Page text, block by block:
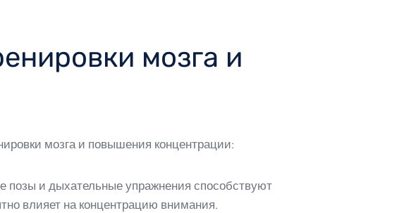
мозга и
мозга и повышения концентрации:
позы и дыхательные упражнения способствуют
влияет на концентрацию внимания.